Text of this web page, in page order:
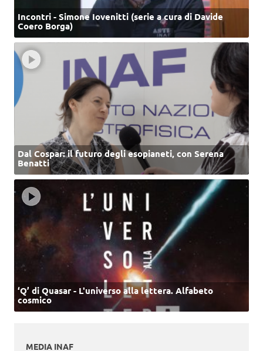
Incontri - Simone Iovenitti (serie a cura di Davide
Coero Borga)
Dal Cospar: il futuro degli esopianeti, con Serena
Benatti
‘Q’ di Quasar - L'universo alla lettera. Alfabeto
cosmico
MEDIA INAF